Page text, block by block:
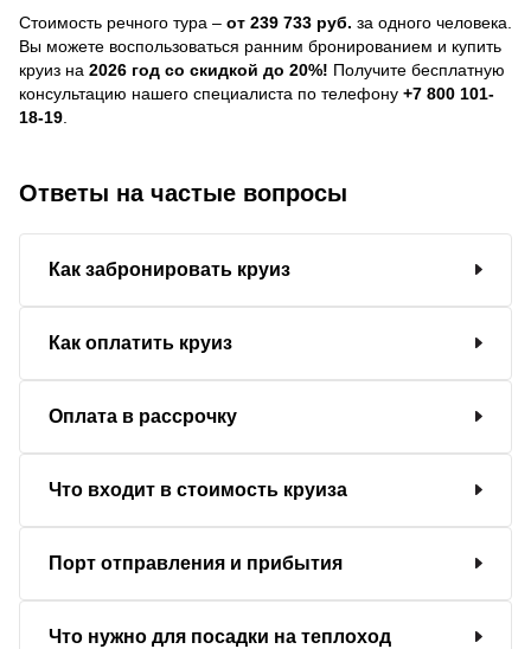
Стоимость речного тура – от 239 733 руб. за одного человека.
Вы можете воспользоваться ранним бронированием и купить
круиз на 2026 год со скидкой до 20%! Получите бесплатную
консультацию нашего специалиста по телефону +7 800 101-
18-19
Ответы на частые вопросы
Как забронировать круиз
Как оплатить круиз
Оплата в рассрочку
Что входит в стоимость круиза
Порт отправления и прибытия
Что нужно для посадки на теплоход